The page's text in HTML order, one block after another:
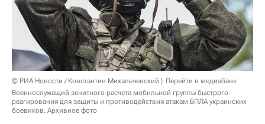
© РИА Новости / Константин Михальчевский
Перейти в медиабанк
Военнослужащий зенитного расчета мобильной группы быстрого
реагирования для защиты и противодействия атакам БПЛА украинских
боевиков. Архивное фото